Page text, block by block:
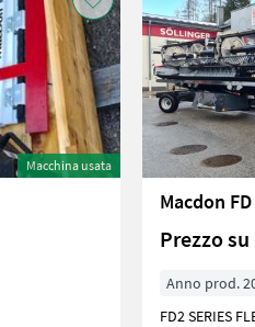
Macchina usata
Macdon
Prezzo
Anno prod.
FD2 SERIES